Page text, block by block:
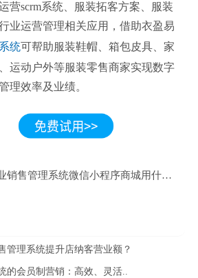
营scrm系统、服装拓客方案、服装
业运营管理相关应用，借助衣盈易
统可帮助服装鞋帽、箱包皮具、家
运动户外等服装零售商家实现数字
理效率及业绩。
销售管理系统微信小程序商城用什么软件
管理系统提升店纳客营业额？
的会员制营销：高效、灵活..